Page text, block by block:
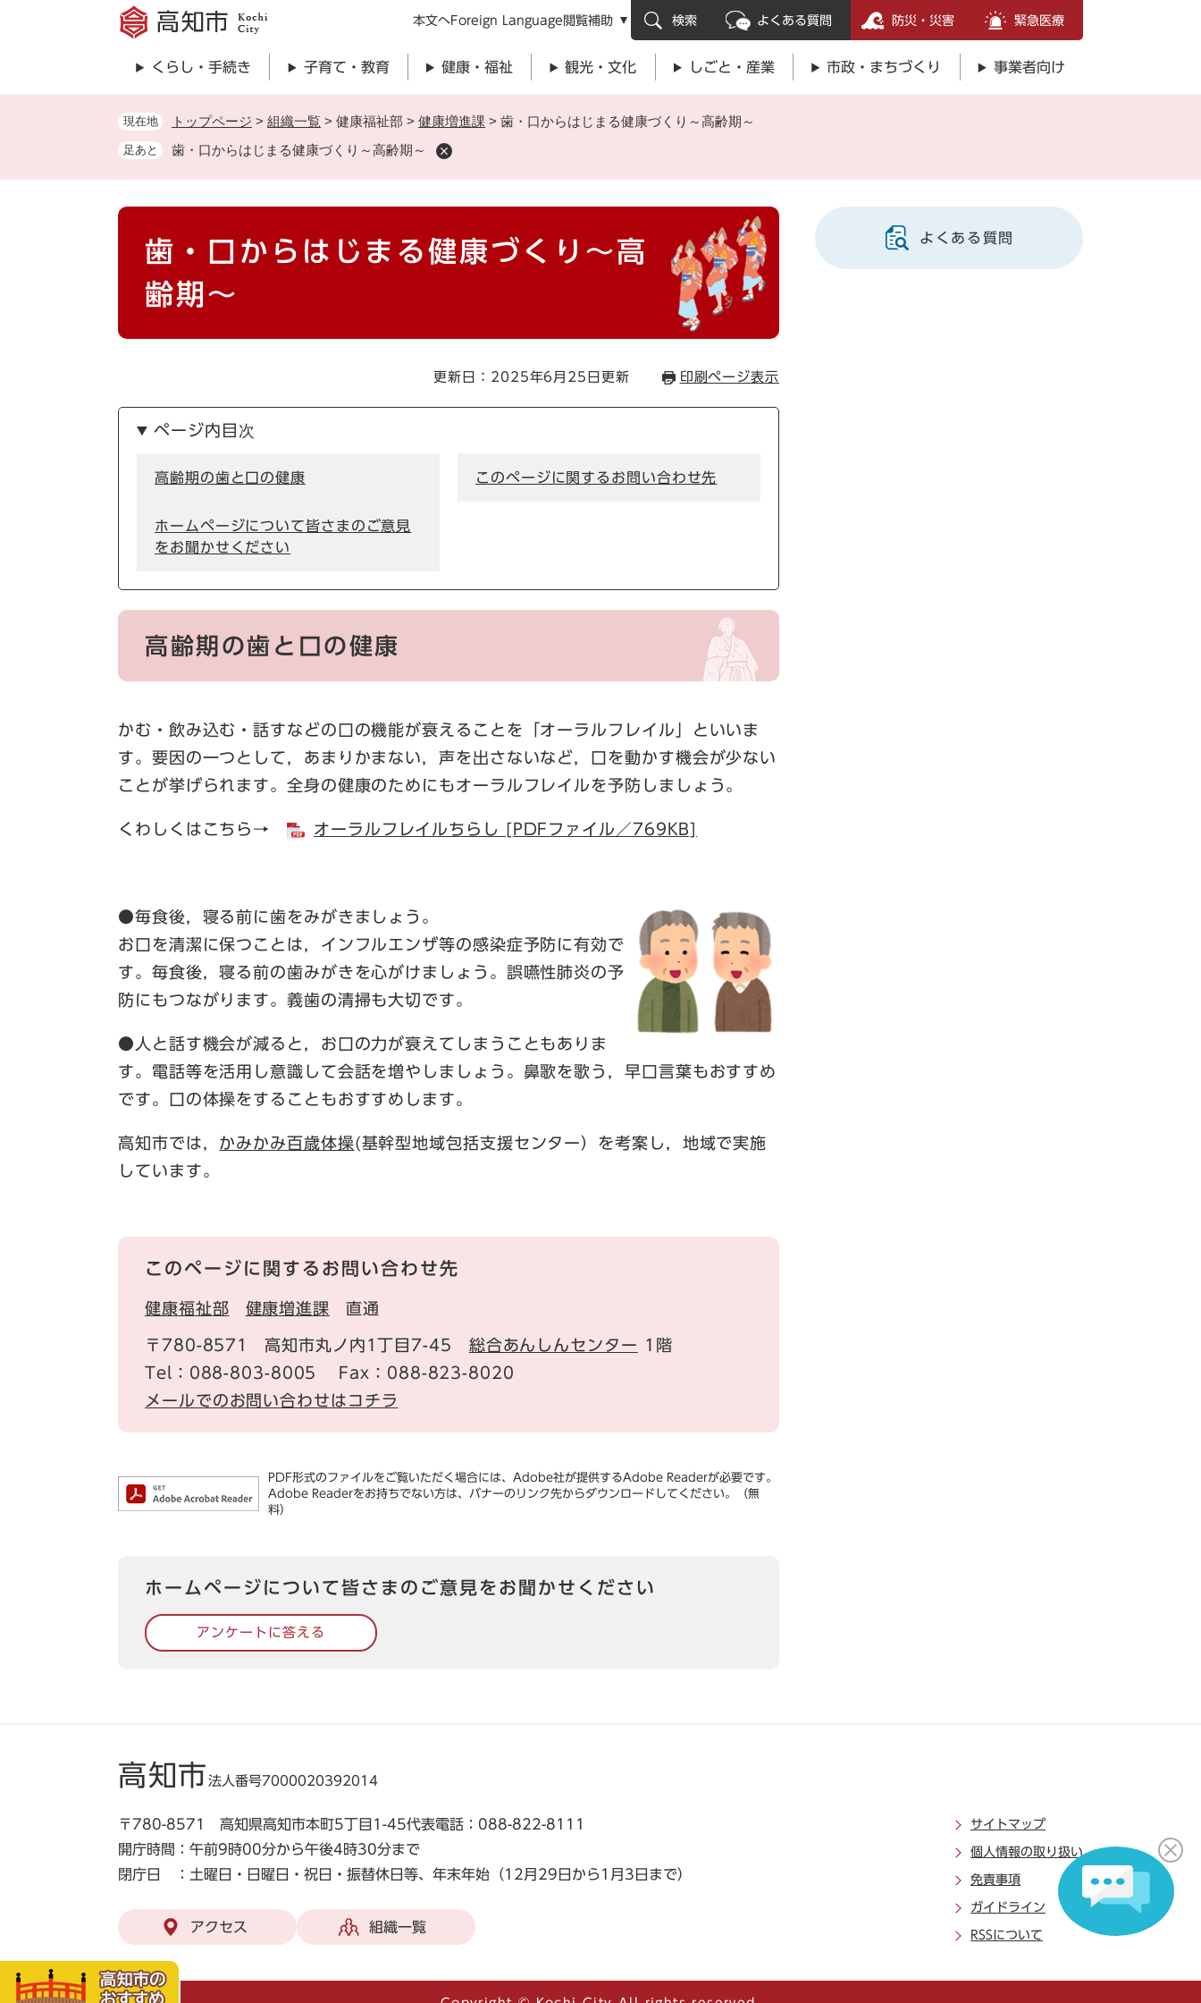
先
。
メニューを飛ばして本文へ
本文へForeign Language 閲覧補助 検索 よくある質問 防災・災害 緊急医療
くらし・手続き 子育て・教育 健康・福祉 観光・文化 しごと・産業 市政・まちづくり 事業者向け
現在地 トップページ > 組織一覧 > 健康福祉部 > 健康増進課 > 歯・口からはじまる健康づくり～高齢期～
足あと 歯・口からはじまる健康づくり～高齢期～
本
歯・口からはじまる健康づくり～高
齢期～
更新日：2025年6月25日更新 印刷ページ表示
ページ内目次
高齢期の歯と口の健康 このページに関するお問い合わせ先
ホームページについて皆さまのご意見
をお聞かせください
高齢期の歯と口の健康
かむ・飲み込む・話すなどの口の機能が衰えることを「オーラルフレイル」といいま
す。要因の一つとして，あまりかまない，声を出さないなど，口を動かす機会が少ない
ことが挙げられます。全身の健康のためにもオーラルフレイルを予防しましょう。
くわしくはこちら→ オーラルフレイルちらし [PDFファイル／769KB]
●毎食後，寝る前に歯をみがきましょう。
お口を清潔に保つことは，インフルエンザ等の感染症予防に有効で
す。毎食後，寝る前の歯みがきを心がけましょう。誤嚥性肺炎の予
防にもつながります。義歯の清掃も大切です。
●人と話す機会が減ると，お口の力が衰えてしまうこともありま
す。電話等を活用し意識して会話を増やしましょう。鼻歌を歌う，早口言葉もおすすめ
です。口の体操をすることもおすすめします。
高知市では， かみかみ百歳体操(基幹型地域包括支援センター）を考案し，地域で実施
しています。
このページに関するお問い合わせ先
健康福祉部 健康増進課 直通
〒780-8571 高知市丸ノ内1丁目7-45 総合あんしんセンター 1階
Tel：088-803-8005
Fax：088-823-8020
メールでのお問い合わせはコチラ
PDF形式のファイルをご覧いただく場合には、Adobe社が提供するAdobe Readerが必要です。
Adobe Readerをお持ちでない方は、バナーのリンク先からダウンロードしてください。（無
料）
ホームページについて皆さまのご意見をお聞かせください
アンケートに答える
よくある質問
高知市 法人番号7000020392014
〒780-8571 高知県高知市本町5丁目1-45代表電話：088-822-8111
開庁時間：午前9時00分から午後4時30分まで
閉庁日 ：土曜日・日曜日・祝日・振替休日等、年末年始（12月29日から1月3日まで）
アクセス 組織一覧
サイトマップ
個人情報の取り扱い
免責事項
ガイドライン
RSSについて